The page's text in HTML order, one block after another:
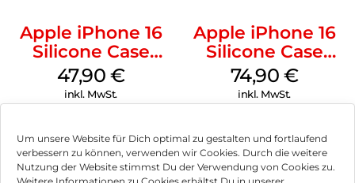
Um unsere Website für Dich optimal zu gestalten und fortlaufend
verbessern zu können, verwenden wir Cookies. Durch die weitere
Nutzung der Website stimmst Du der Verwendung von Cookies zu.
Apple iPhone 16
Silicone Case
MagSafe Fuchsia
47,90 €
inkl. MwSt.
Apple iPhone 16
Silicone Case
MagSafe Lake
Green
74,90 €
inkl. MwSt.
Impressum